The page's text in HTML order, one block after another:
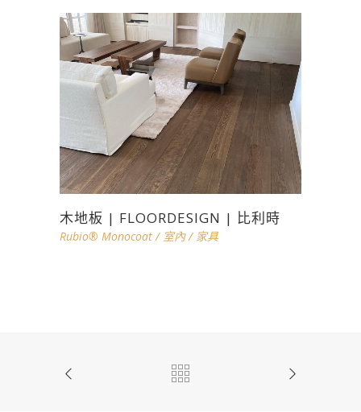
木地板 | FLOORDESIGN | 比利時
Rubio® Monocoat/ 室內/ 家具